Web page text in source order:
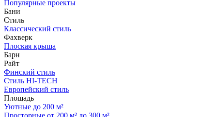
Популярные проекты
Бани
Стиль
Классический стиль
Фахверк
Плоская крыша
Барн
Райт
Финский стиль
Стиль HI-TECH
Европейский стиль
Площадь
Уютные до 200 м²